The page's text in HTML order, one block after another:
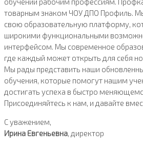
товарным знаком ЧОУ ДПО Профиль.
свою образовательную платформу,
широкими функциональными
интерфейсом. Мы современное
где каждый может открыть для себя
Мы рады представить наши
обучения, которые помогут нашим
достигать успеха в быстро
Присоединяйтесь к нам, и давайте
С уважением,
Ирина Евгеньевна, директор